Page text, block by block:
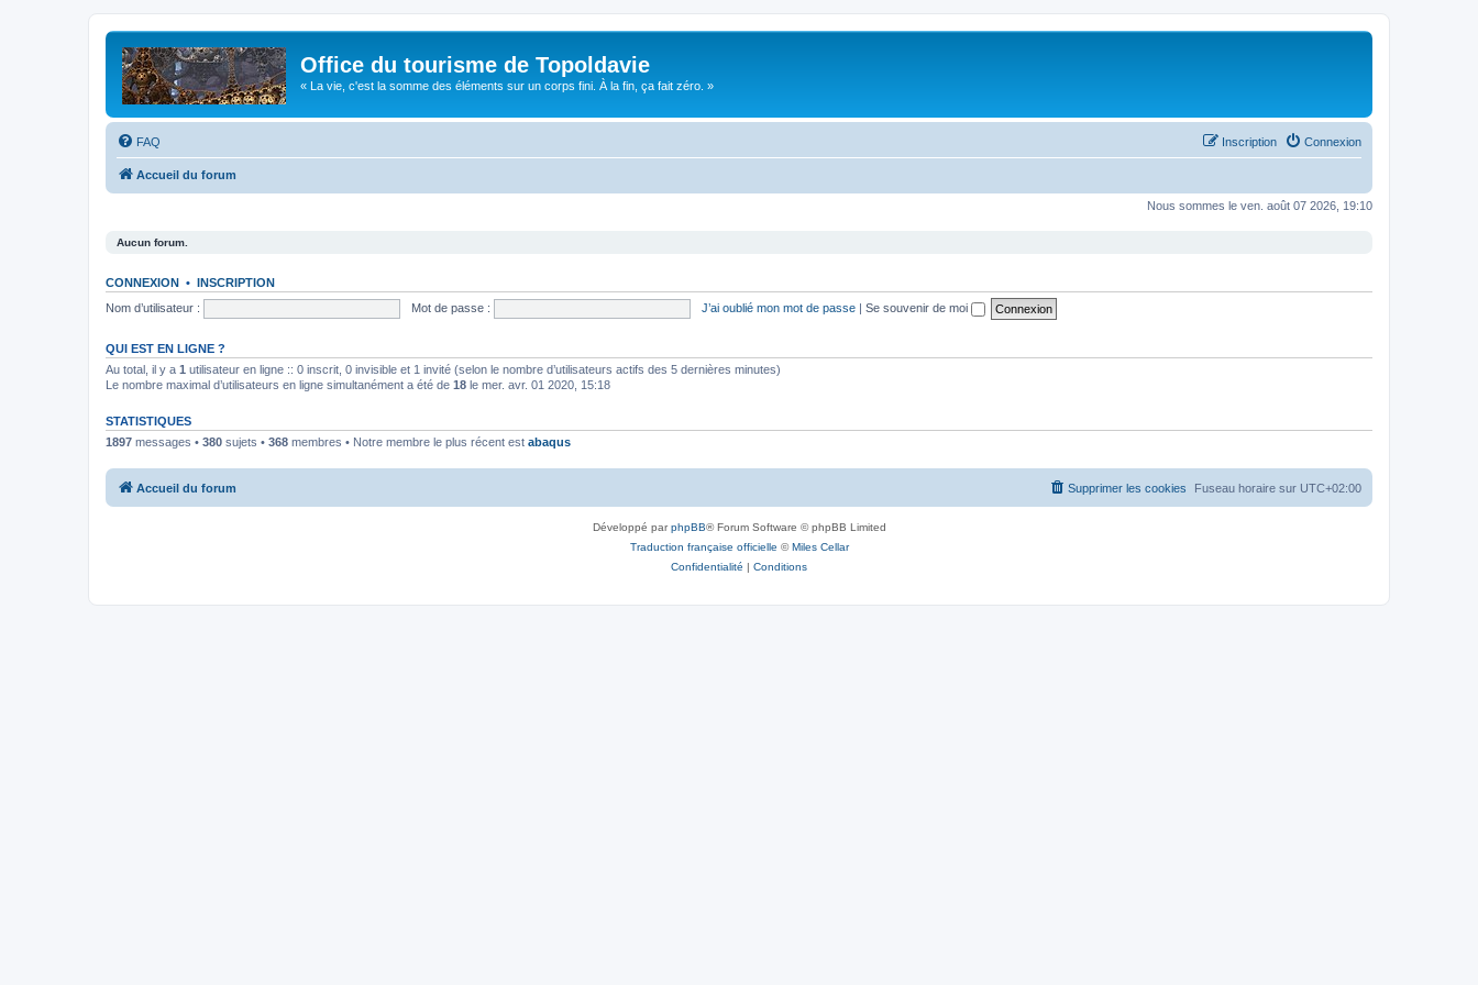
Office du tourisme de Topoldavie
« La vie, c'est la somme des éléments sur un corps fini. À la fin, ça fait zéro. »
FAQ Connexion
Inscription
Accueil du forum
Nous sommes le ven. août 07 2026, 19:10
Aucun forum.
CONNEXION • INSCRIPTION
Nom d’utilisateur :
Mot de passe : J’ai oublié mon mot de passe | Se souvenir de moi
QUI EST EN LIGNE ?
Au total, il y a 1 utilisateur en ligne :: 0 inscrit, 0 invisible et 1 invité (selon le nombre d’utilisateurs actifs des 5 dernières minutes)
Le nombre maximal d’utilisateurs en ligne simultanément a été de 18 le mer. avr. 01 2020, 15:18
STATISTIQUES
1897 messages • 380 sujets • 368 membres • Notre membre le plus récent est abaqus
Accueil du forum Fuseau horaire sur UTC+02:00
Supprimer les cookies
Développé parphpBB® Forum Software © phpBB Limited
Traduction française officielle ©Miles Cellar
Confidentialité | Conditions